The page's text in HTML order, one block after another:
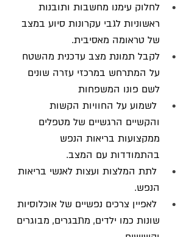
לחלוק עימנו מחשבות ותובנות
ראשוניות לגבי עקרונות סיוע במצב
של טראומה מאסיבית.
לקבל תמונת מצב עדכנית מהשטח
על המתרחש במרכזי עזרה שונים
לשם פונו המשפחות
לשמוע על החוויות הקשות
והקשיים הרגשיים של מטפלים
ממקצועות בריאות הנפש
בהתמודדות עם המצב.
לתת המלצות ועצות לאנשי בריאות
הנפש.
לאפיין צרכים נפשיים של אוכלוסיות
שונות כמו ילדים, מתבגרים, מבוגרים